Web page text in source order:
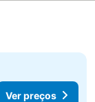
Ver preços